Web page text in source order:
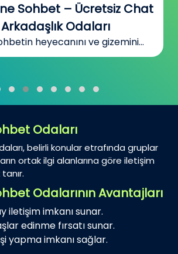
Sohbet Odaları –
Türklerle Tanış, Konuş,
İnsanlar Bul
yaşayan Türkler için sohbet...
Odaları
belirli konular etrafında gruplar
ortak ilgi alanlarına göre iletişim
Odalarının Avantajları
iletişim imkanı sunar.
edinme fırsatı sunar.
yapma imkanı sağlar.